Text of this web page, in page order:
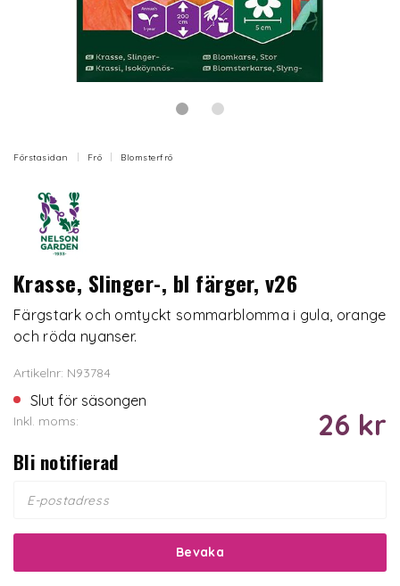
Förstasidan Frö Blomsterfrö
Krasse, Slinger-, bl färger, v26
Färgstark och omtyckt sommarblomma i gula, orange
och röda nyanser.
Artikelnr: N93784
Slut för säsongen
Inkl. moms: 26 kr
Bli notifierad
Bevaka